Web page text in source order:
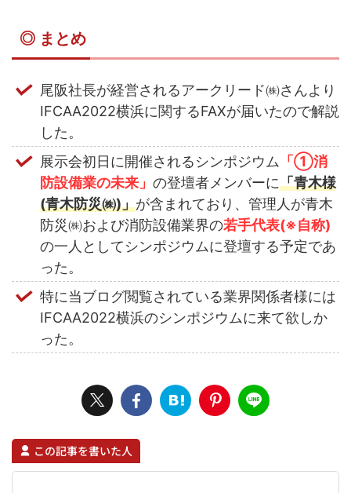
◎ まとめ
尾阪社長が経営されるアークリード㈱さんより
IFCAA2022横浜に関するFAXが届いたので解説
した。
展示会初日に開催されるシンポジウム 「①消
防設備業の未来」 の登壇者メンバーに「青木様
(青木防災㈱)」が含まれており、管理人が青木
防災㈱および消防設備業界の若手代表(※自称)
の一人としてシンポジウムに登壇する予定であ
った。
特に当ブログ閲覧されている業界関係者様には
IFCAA2022横浜のシンポジウムに来て欲しか
った。
この記事を書いた人